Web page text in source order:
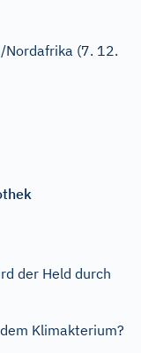
Nordafrika (7. 12.
der Held durch
Klimakterium?